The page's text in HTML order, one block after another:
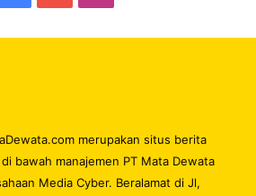
merupakan situs berita
bawah manajemen PT Mata Dewata
Media Cyber. Beralamat di Jl,